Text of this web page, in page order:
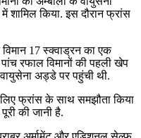
शामिल किया. इस दौरान फ्रांस
17 स्क्वाड्रन का एक
रफाल विमानों की पहली खेप
अड्डे पर पहुंची थी.
फ्रांस के साथ समझौता किया
की जानी है.